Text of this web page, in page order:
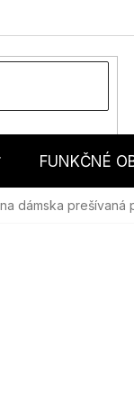
FUNKČNÉ
dámska prešívaná